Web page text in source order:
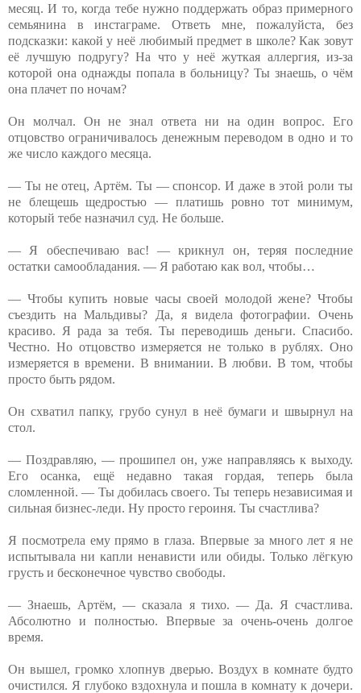
месяц. И то, когда тебе нужно поддержать образ примерного
семьянина в инстаграме. Ответь мне, пожалуйста, без
подсказки: какой у неё любимый предмет в школе? Как зовут
её лучшую подругу? На что у неё жуткая аллергия, из-за
которой она однажды попала в больницу? Ты знаешь, о чём
она плачет по ночам?
Он молчал. Он не знал ответа ни на один вопрос. Его
отцовство ограничивалось денежным переводом в одно и то
же число каждого месяца.
— Ты не отец, Артём. Ты — спонсор. И даже в этой роли ты
не блещешь щедростью — платишь ровно тот минимум,
который тебе назначил суд. Не больше.
— Я обеспечиваю вас! — крикнул он, теряя последние
остатки самообладания. — Я работаю как вол, чтобы…
— Чтобы купить новые часы своей молодой жене? Чтобы
съездить на Мальдивы? Да, я видела фотографии. Очень
красиво. Я рада за тебя. Ты переводишь деньги. Спасибо.
Честно. Но отцовство измеряется не только в рублях. Оно
измеряется в времени. В внимании. В любви. В том, чтобы
просто быть рядом.
Он схватил папку, грубо сунул в неё бумаги и швырнул на
стол.
— Поздравляю, — прошипел он, уже направляясь к выходу.
Его осанка, ещё недавно такая гордая, теперь была
сломленной. — Ты добилась своего. Ты теперь независимая и
сильная бизнес-леди. Ну просто героиня. Ты счастлива?
Я посмотрела ему прямо в глаза. Впервые за много лет я не
испытывала ни капли ненависти или обиды. Только лёгкую
грусть и бесконечное чувство свободы.
— Знаешь, Артём, — сказала я тихо. — Да. Я счастлива.
Абсолютно и полностью. Впервые за очень-очень долгое
время.
Он вышел, громко хлопнув дверью. Воздух в комнате будто
очистился. Я глубоко вздохнула и пошла в комнату к дочери.